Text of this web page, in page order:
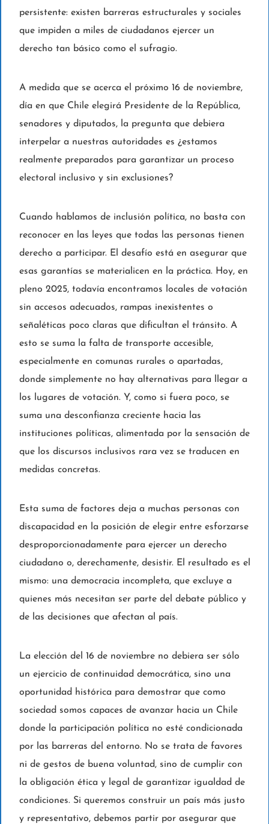
persistente: existen barreras estructurales y sociales
que impiden a miles de ciudadanos ejercer un
derecho tan básico como el sufragio.
A medida que se acerca el próximo 16 de noviembre,
día en que Chile elegirá Presidente de la República,
senadores y diputados, la pregunta que debiera
interpelar a nuestras autoridades es ¿estamos
realmente preparados para garantizar un proceso
electoral inclusivo y sin exclusiones?
Cuando hablamos de inclusión política, no basta con
reconocer en las leyes que todas las personas tienen
derecho a participar. El desafío está en asegurar que
esas garantías se materialicen en la práctica. Hoy, en
pleno 2025, todavía encontramos locales de votación
sin accesos adecuados, rampas inexistentes o
señaléticas poco claras que dificultan el tránsito. A
esto se suma la falta de transporte accesible,
especialmente en comunas rurales o apartadas,
donde simplemente no hay alternativas para llegar a
los lugares de votación. Y, como si fuera poco, se
suma una desconfianza creciente hacia las
instituciones políticas, alimentada por la sensación de
que los discursos inclusivos rara vez se traducen en
medidas concretas.
Esta suma de factores deja a muchas personas con
discapacidad en la posición de elegir entre esforzarse
desproporcionadamente para ejercer un derecho
ciudadano o, derechamente, desistir. El resultado es el
mismo: una democracia incompleta, que excluye a
quienes más necesitan ser parte del debate público y
de las decisiones que afectan al país.
La elección del 16 de noviembre no debiera ser sólo
un ejercicio de continuidad democrática, sino una
oportunidad histórica para demostrar que como
sociedad somos capaces de avanzar hacia un Chile
donde la participación política no esté condicionada
por las barreras del entorno. No se trata de favores
ni de gestos de buena voluntad, sino de cumplir con
la obligación ética y legal de garantizar igualdad de
condiciones. Si queremos construir un país más justo
y representativo, debemos partir por asegurar que